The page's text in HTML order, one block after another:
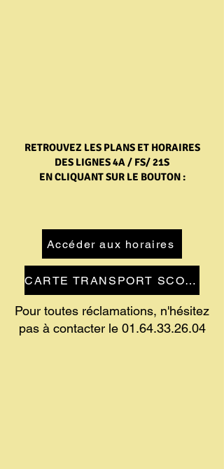
RETROUVEZ LES PLANS ET HORAIRES
DES LIGNES 4A / FS/ 21S
EN CLIQUANT SUR LE BOUTON :
Accéder aux horaires
CARTE TRANSPORT SCOLAIRE
Pour toutes réclamations, n'hésitez
pas à contacter le 01.64.33.26.04